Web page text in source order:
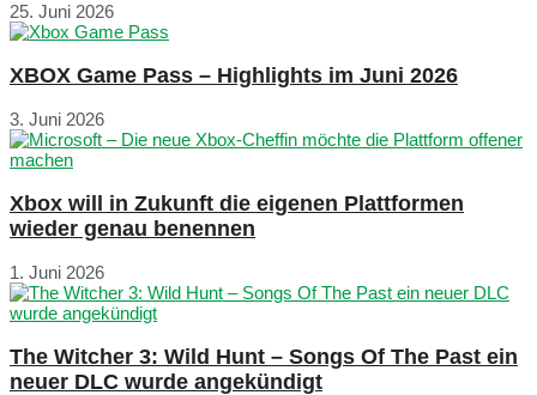
25. Juni 2026
XBOX Game Pass – Highlights im Juni 2026
3. Juni 2026
Xbox will in Zukunft die eigenen Plattformen
wieder genau benennen
1. Juni 2026
The Witcher 3: Wild Hunt – Songs Of The Past ein
neuer DLC wurde angekündigt